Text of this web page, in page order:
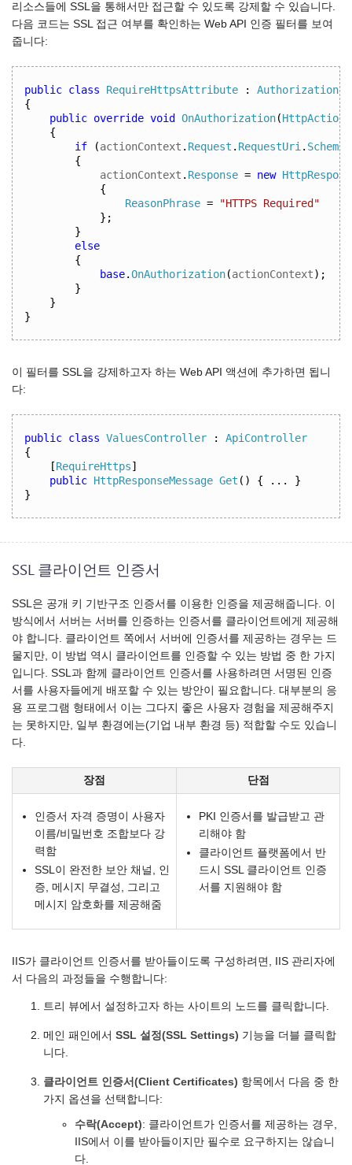
리소스들에 SSL을 통해서만 접근할 수 있도록 강제할 수 있습니다.
다음 코드는 SSL 접근 여부를 확인하는 Web API 인증 필터를 보여
줍니다:
public class RequireHttpsAttribute :
{
public override void OnAuthorization(
{
if
(actionContext . Request . RequestUri . Scheme
{
actionContext . Response = new
{
ReasonPhrase =
"HTTPS Required"
};
}
else
{
base.OnAuthorization(actionContext);
}
}
}
이 필터를 SSL을 강제하고자 하는 Web API 액션에 추가하면 됩니
다:
public class ValuesController :
ApiController
{
[RequireHttps]
public HttpResponseMessage Get () { ...
}
}
SSL 클라이언트 인증서
SSL은 공개 키 기반구조 인증서를 이용한 인증을 제공해줍니다. 이
방식에서 서버는 서버를 인증하는 인증서를 클라이언트에게 제공해
야 합니다. 클라이언트 쪽에서 서버에 인증서를 제공하는 경우는 드
물지만, 이 방법 역시 클라이언트를 인증할 수 있는 방법 중 한 가지
입니다. SSL과 함께 클라이언트 인증서를 사용하려면 서명된 인증
서를 사용자들에게 배포할 수 있는 방안이 필요합니다. 대부분의 응
용 프로그램 형태에서 이는 그다지 좋은 사용자 경험을 제공해주지
는 못하지만, 일부 환경에는(기업 내부 환경 등) 적합할 수도 있습니
다.
장점 단점
인증서 자격 증명이 사용자
이름/비밀번호 조합보다 강
력함
SSL이 완전한 보안 채널, 인
증, 메시지 무결성, 그리고
메시지 암호화를 제공해줌
PKI 인증서를 발급받고 관
리해야 함
클라이언트 플랫폼에서 반
드시 SSL 클라이언트 인증
서를 지원해야 함
IIS가 클라이언트 인증서를 받아들이도록 구성하려면, IIS 관리자에
서 다음의 과정들을 수행합니다:
트리 뷰에서 설정하고자 하는 사이트의 노드를 클릭합니다.
메인 패인에서 SSL 설정(SSL Settings) 기능을 더블 클릭합
니다.
클라이언트 인증서(Client Certificates) 항목에서 다음 중 한
가지 옵션을 선택합니다:
수락(Accept): 클라이언트가 인증서를 제공하는 경우,
IIS에서 이를 받아들이지만 필수로 요구하지는 않습니
다.